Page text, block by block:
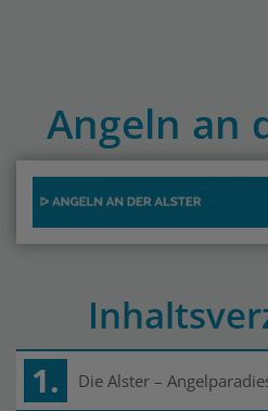
Angeln an
1. Die Alster –